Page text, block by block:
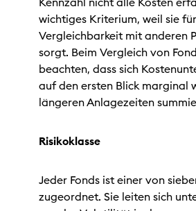
wichtiges Kriterium, weil sie für
Vergleichbarkeit mit anderen
sorgt. Beim Vergleich von
beachten, dass sich
auf den ersten Blick marginal
längeren Anlagezeiten
Risikoklasse
Jeder Fonds ist einer von
zugeordnet. Sie leiten sich